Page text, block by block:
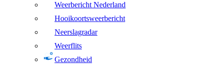
Weerbericht Nederland
Hooikoortsweerbericht
Neerslagradar
Weerflits
Gezondheid